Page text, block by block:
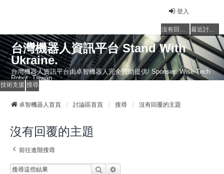
登入
沒有回覆的主題 最近討論的主題
台灣機器人資訊平台 Stand With
Ukraine.
台灣機器人資訊平台由卓智機器人完全贊助提供/ Sponser: Wise-Tech
Robot, Taiwan
技術支援 搜尋
卓智機器人首頁 討論區首頁 搜尋 沒有回覆的主題
沒有回覆的主題
前往進階搜尋
搜尋